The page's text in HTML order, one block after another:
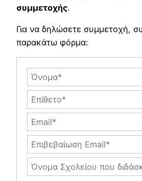
συμμετοχής.
Για να δηλώσετε συμμετοχή,
παρακάτω φόρμα: